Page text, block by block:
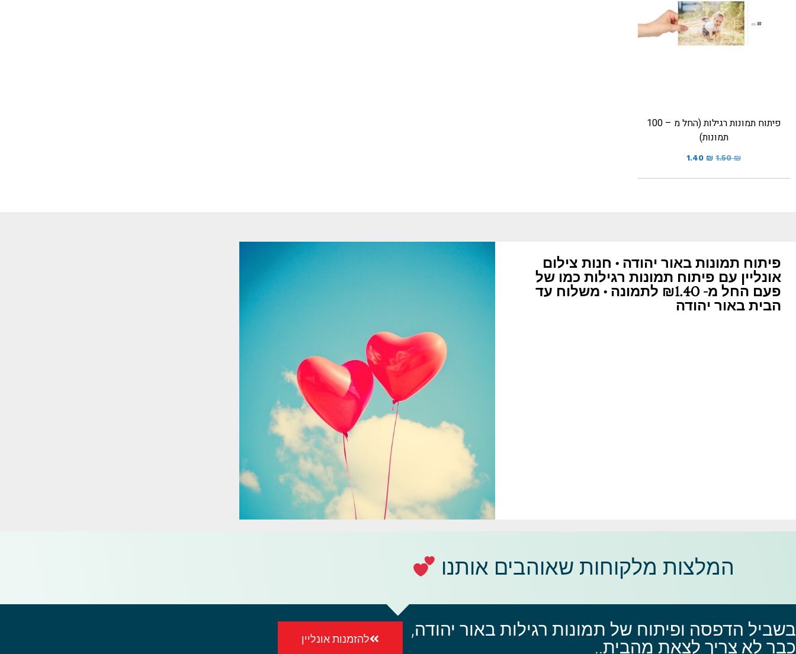
פיתוח תמונות רגילות (החל מ – 100
תמונות)
1.50₪
1.40 ₪
פיתוח תמונות באור יהודה • חנות צילום
אונליין עם פיתוח תמונות רגילות כמו של
פעם החל מ- ₪1.40 לתמונה • משלוח עד
הבית באור יהודה
המלצות מלקוחות שאוהבים אותנו
בשביל הדפסה ופיתוח של תמונות רגילות באור יהודה,
כבר לא צריך לצאת מהבית..
להזמנות אונליין